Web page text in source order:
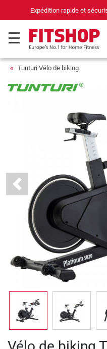
69 magasins
Tunturi Vélo de biking
Previous